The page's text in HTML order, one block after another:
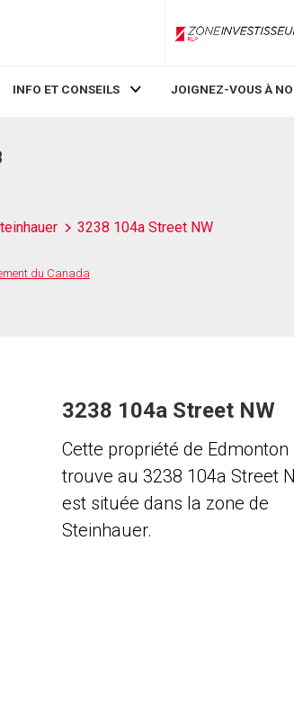
INFO ET CONSEILS JOIGNEZ-VOUS À
3238 104a Street NW
du Canada
3238 104a Street NW
Cette propriété de Edmonton
trouve au 3238 104a Street
est située dans la zone de
Steinhauer.